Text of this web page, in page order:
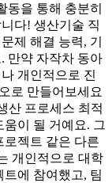
동을 통해 충분히
다! 생산기술 직
제 해결 능력, 기
만약 자작차 동아
개인적으로 진
로 만들어보세요
산 프로세스 최적
이 될 거예요. 그
로젝트 같은 다른
개인적으로 대학
에 참여했고, 팀